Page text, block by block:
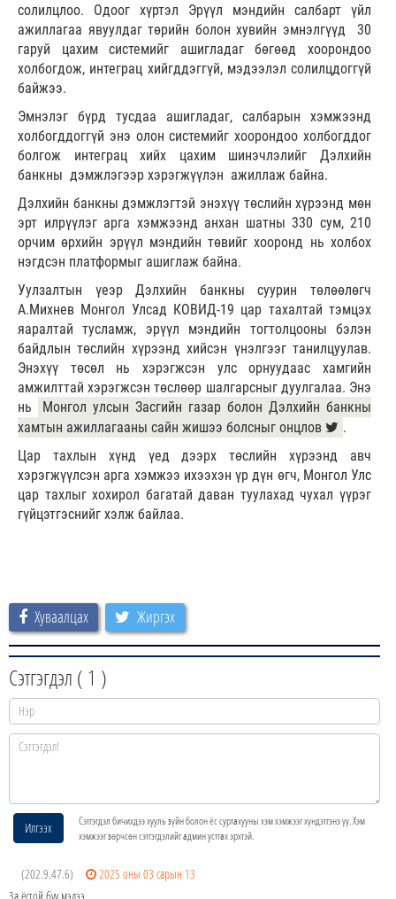
солилцлоо. Одоог хүртэл Эрүүл мэндийн салбарт үйл
ажиллагаа явуулдаг төрийн болон хувийн эмнэлгүүд 30
гаруй цахим системийг ашигладаг бөгөөд хоорондоо
холбогдож, интеграц хийгддэггүй, мэдээлэл солилцдоггүй
байжээ.
Эмнэлэг бүрд тусдаа ашигладаг, салбарын хэмжээнд
холбогддоггүй энэ олон системийг хоорондоо холбогддог
болгож интеграц хийх цахим шинэчлэлийг Дэлхийн
банкны дэмжлэгээр хэрэгжүүлэн ажиллаж байна.
Дэлхийн банкны дэмжлэгтэй энэхүү төслийн хүрээнд мөн
эрт илрүүлэг арга хэмжээнд анхан шатны 330 сум, 210
орчим өрхийн эрүүл мэндийн төвийг хооронд нь холбох
нэгдсэн платформыг ашиглаж байна.
Уулзалтын үеэр Дэлхийн банкны суурин төлөөлөгч
А.Михнев Монгол Улсад КОВИД-19 цар тахалтай тэмцэх
яаралтай тусламж, эрүүл мэндийн тогтолцооны бэлэн
байдлын төслийн хүрээнд хийсэн үнэлгээг танилцуулав.
Энэхүү төсөл нь хэрэгжсэн улс орнуудаас хамгийн
амжилттай хэрэгжсэн төслөөр шалгарсныг дуулгалаа. Энэ
нь
Монгол улсын Засгийн газар болон Дэлхийн банкны
хамтын ажиллагааны сайн жишээ болсныг онцлов
.
Цар тахлын хүнд үед дээрх төслийн хүрээнд авч
хэрэгжүүлсэн арга хэмжээ ихээхэн үр дүн өгч, Монгол Улс
цар тахлыг хохирол багатай даван туулахад чухал үүрэг
гүйцэтгэснийг хэлж байлаа.
Хуваалцах Жиргэх
Сэтгэгдэл ( 1 )
Илгээх
Сэтгэгдэл бичихдээ хууль зүйн болон ёс суртахууны хэм хэмжээг хүндэтгэнэ үү. Хэм
хэмжээг зөрчсөн сэтгэгдэлийг админ устгах эрхтэй.
(202.9.47.6)
2025 оны 03 сарын 13
За ёстой бүү мэдээ